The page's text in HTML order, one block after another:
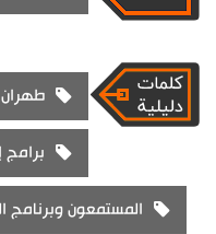
طهران
برامج
المستمعون وبرنامج